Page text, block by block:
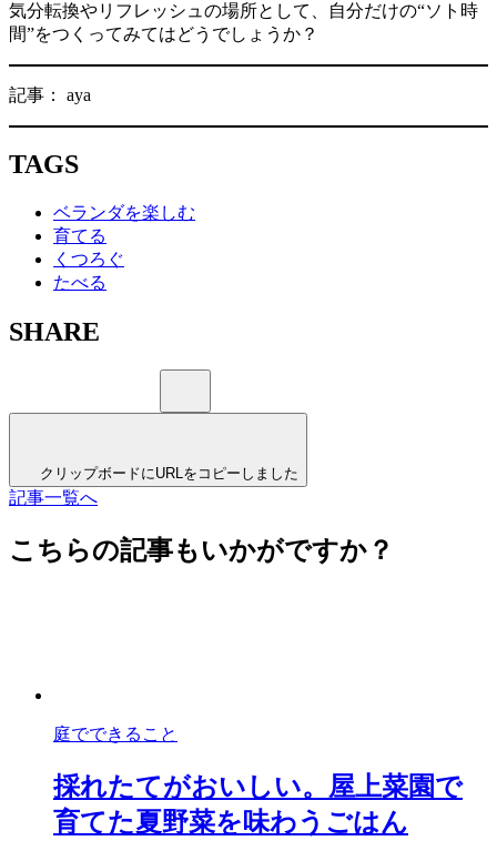
気分転換やリフレッシュの場所として、自分だけの“ソト時
間”をつくってみてはどうでしょうか？
記事： aya
TAGS
ベランダを楽しむ
育てる
くつろぐ
たべる
SHARE
クリップボードにURLをコピーしました
記事一覧へ
こちらの記事もいかがですか？
庭でできること
採れたてがおいしい。屋上菜園で
育てた夏野菜を味わうごはん